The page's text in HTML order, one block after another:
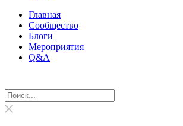
Главная
Сообщество
Блоги
Мероприятия
Q&A